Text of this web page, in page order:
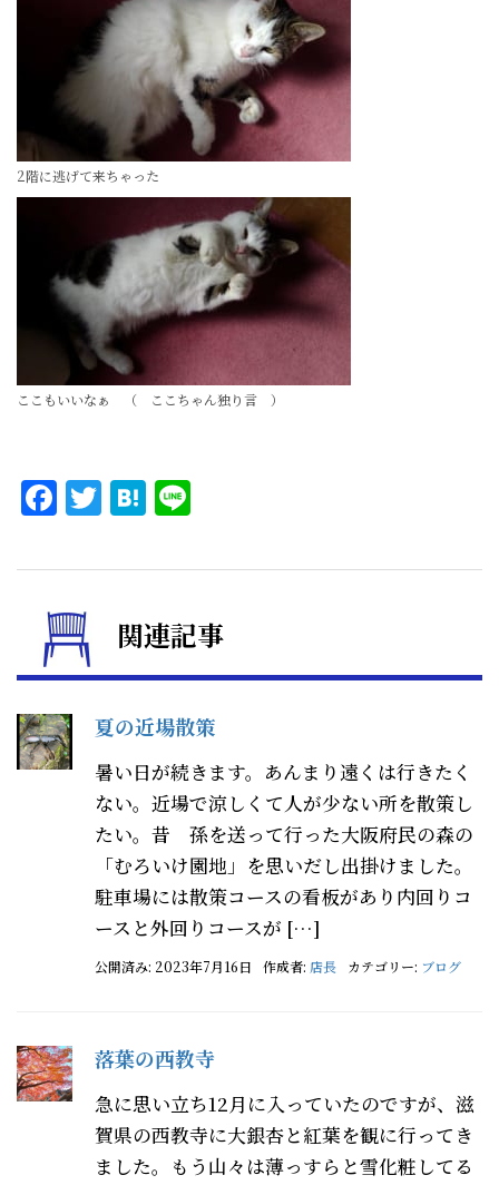
2階に逃げて来ちゃった
ここもいいなぁ （ ここちゃん独り言 ）
Facebook
TwitterHatena
関連記事
夏の近場散策
暑い日が続きます。あんまり遠くは行きたく
ない。近場で涼しくて人が少ない所を散策し
たい。昔 孫を送って行った大阪府民の森の
「むろいけ園地」を思いだし出掛けました。
駐車場には散策コースの看板があり内回りコ
ースと外回りコースが […]
公開済み: 2023年7月16日 作成者: 店長 カテゴリー: ブログ
落葉の西教寺
急に思い立ち12月に入っていたのですが、滋
賀県の西教寺に大銀杏と紅葉を観に行ってき
ました。もう山々は薄っすらと雪化粧してる